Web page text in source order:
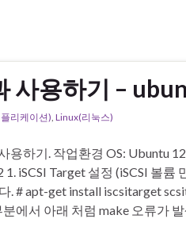
사용하기 –
리케이션) Linux(리눅스)
용하기. 작업환경 OS: Ubuntu
iSCSI Target 설정 (iSCSI 볼륨
. # apt-get install iscsitarget
에서 아래 처럼 make 오류가